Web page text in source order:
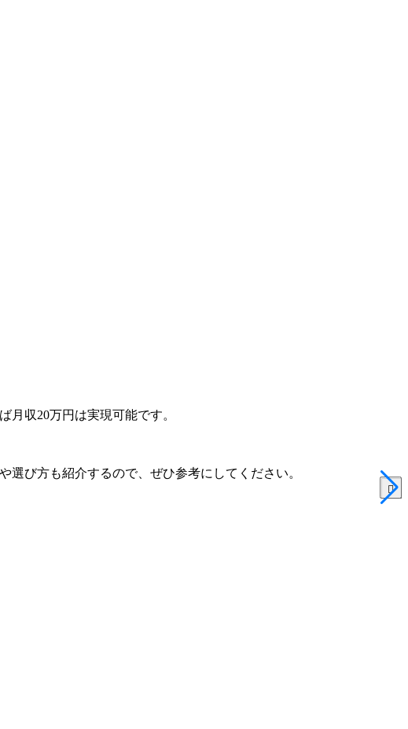
収20万円は実現可能です。
び方も紹介するので、ぜひ参考にしてください。